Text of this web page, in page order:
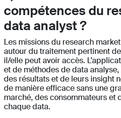
compétences du
data analyst ?
Les missions du research
autour du traitement pertinent
il/elle peut avoir accès.
et de méthodes de data
des résultats et de leurs insight
de manière efficace sans une
marché, des consommateurs et
chaque data.